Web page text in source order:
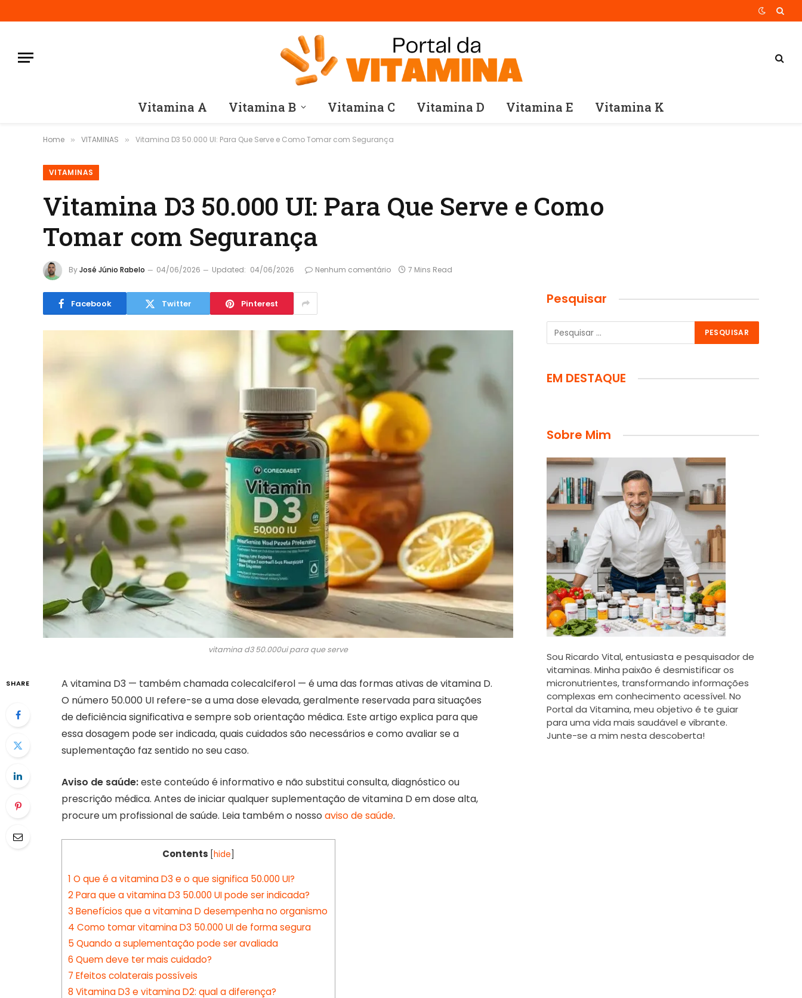
Vitamina A Vitamina B Vitamina C Vitamina D Vitamina E Vitamina K
Home » VITAMINAS » Vitamina D3 50.000 UI: Para Que Serve e Como Tomar com Segurança
VITAMINAS
Vitamina D3 50.000 UI: Para Que Serve e Como
Tomar com Segurança
ByJosé Júnio Rabelo 04/06/2026 Updated: 04/06/2026 Nenhum comentário 7 Mins Read
Facebook Twitter Pinterest
vitamina d3 50.000ui para que serve
SHARE
A vitamina D3 — também chamada colecalciferol — é uma das formas ativas de vitamina D.
O número 50.000 UI refere-se a uma dose elevada, geralmente reservada para situações
de deficiência significativa e sempre sob orientação médica. Este artigo explica para que
essa dosagem pode ser indicada, quais cuidados são necessários e como avaliar se a
suplementação faz sentido no seu caso.
Aviso de saúde:este conteúdo é informativo e não substitui consulta, diagnóstico ou
prescrição médica. Antes de iniciar qualquer suplementação de vitamina D em dose alta,
procure um profissional de saúde. Leia também o nosso aviso de saúde.
Contents [hide]
1 O que é a vitamina D3 e o que significa 50.000 UI?
2Para que a vitamina D3 50.000 UI pode ser indicada?
3 Benefícios que a vitamina D desempenha no organismo
4 Como tomar vitamina D3 50.000 UI de forma segura
5 Quando a suplementação pode ser avaliada
6 Quem deve ter mais cuidado?
7 Efeitos colaterais possíveis
8 Vitamina D3 e vitamina D2: qual a diferença?
Pesquisar
EM DESTAQUE
Sobre Mim
Sou Ricardo Vital, entusiasta e pesquisador de
vitaminas. Minha paixão é desmistificar os
micronutrientes, transformando informações
complexas em conhecimento acessível. No
Portal da Vitamina, meu objetivo é te guiar
para uma vida mais saudável e vibrante.
Junte-se a mim nesta descoberta!